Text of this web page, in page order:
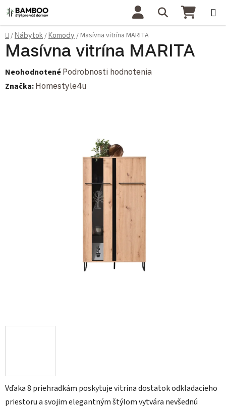
Prejsť na obsah Hľadať
Domov
/Nábytok /Komody /Masívna vitrína MARITA
Vďaka 8 priehradkám poskytuje vitrína dostatok odkladacieho
priestoru a svojim elegantným štýlom vytvára nevšednú
Masívna vitrína MARITA
Priemerné hodnotenie produktu je 0,0 z 5 hviezdičiek.
Neohodnotené Podrobnosti hodnotenia
Značka: Homestyle4u